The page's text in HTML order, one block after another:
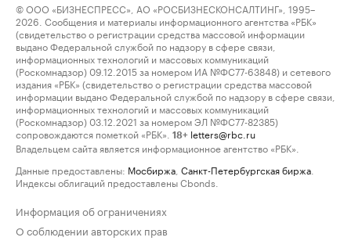
© ООО «БИЗНЕСПРЕСС», АО «РОСБИЗНЕСКОНСАЛТИНГ», 1995–
2026. Сообщения и материалы информационного агентства «РБК»
(свидетельство о регистрации средства массовой информации
выдано Федеральной службой по надзору в сфере связи,
информационных технологий и массовых коммуникаций
(Роскомнадзор) 09.12.2015 за номером ИА №ФС77-63848) и сетевого
издания «РБК» (свидетельство о регистрации средства массовой
информации выдано Федеральной службой по надзору в сфере связи,
информационных технологий и массовых коммуникаций
(Роскомнадзор) 03.12.2021 за номером ЭЛ №ФС77-82385)
сопровождаются пометкой «РБК».
18+ letters@rbc.ru
Владельцем сайта является информационное агентство «РБК».
Данные предоставлены: Мосбиржа Санкт-Петербургская биржа
Индексы облигаций предоставлены Cbonds.
Информация об ограничениях
О соблюдении авторских прав